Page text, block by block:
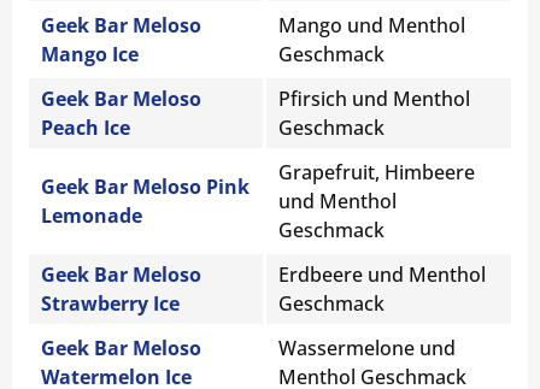
Geek Bar Meloso
Mango Ice
Mango und Menthol
Geschmack
Geek Bar Meloso
Peach Ice
Pfirsich und Menthol
Geschmack
Geek Bar Meloso Pink
Lemonade
Grapefruit, Himbeere
und Menthol
Geschmack
Geek Bar Meloso
Strawberry Ice
Erdbeere und Menthol
Geschmack
Geek Bar Meloso
Watermelon Ice
Wassermelone und
Menthol Geschmack